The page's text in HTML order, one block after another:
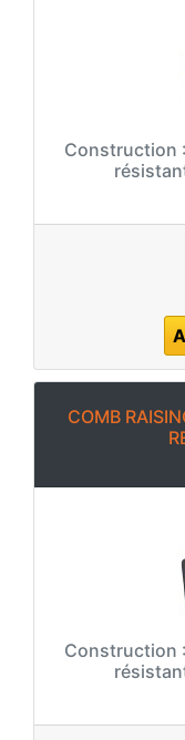
Construction :
COMB
Construction :